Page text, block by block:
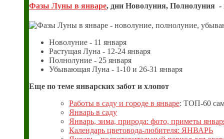
Фазы Луны в январе, дни Новолуния, Полнолуния -
Новолуние - 11 января
Растущая Луна - 12-24 января
Полнолуние - 25 января
Убывающая Луна - 1-10 и 26-31 января
Еще по теме январских забот и хлопот
Работы в саду и городе в январе: ТОП-60
Январь в саду
Январь, зима, природа: фото, приметы
Календарь цветовода-любителя: ЯНВАРЬ